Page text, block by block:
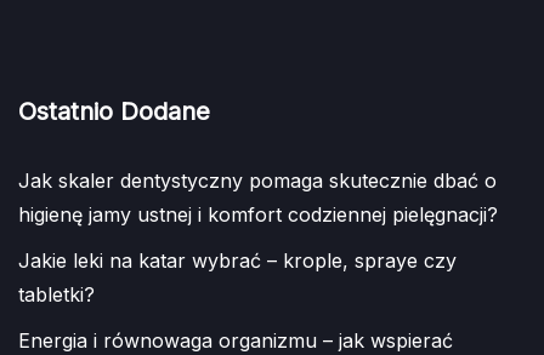
Ostatnio Dodane
Jak skaler dentystyczny pomaga skutecznie dbać o
higienę jamy ustnej i komfort codziennej pielęgnacji?
Jakie leki na katar wybrać – krople, spraye czy
tabletki?
Energia i równowaga organizmu – jak wspierać